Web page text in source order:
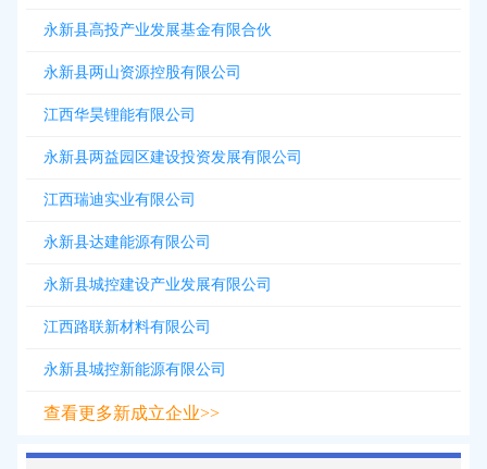
永新县高投产业发展基金有限合伙
永新县两山资源控股有限公司
江西华昊锂能有限公司
永新县两益园区建设投资发展有限公司
江西瑞迪实业有限公司
永新县达建能源有限公司
永新县城控建设产业发展有限公司
江西路联新材料有限公司
永新县城控新能源有限公司
查看更多新成立企业>>